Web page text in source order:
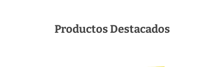
Productos Destacados